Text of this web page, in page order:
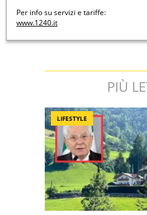
Per info su servizi e tariffe:
www.1240.it
PIÙ
LIFESTYLE